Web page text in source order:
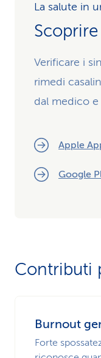
La salute in
Verificare i
rimedi
dal medico
Apple
Google
Contributi
Burnout
Forte